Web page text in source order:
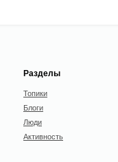
Разделы
Топики
Блоги
Люди
Активность